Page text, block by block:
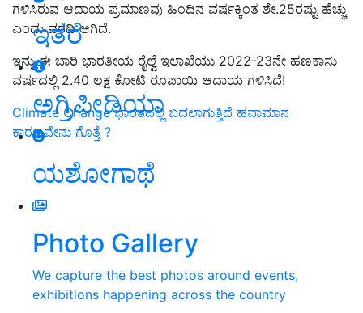
ಇತರೆ
ಅಗ್ರಿಪೀಡಿಯಾ
ಯಶೋಗಾಥೆ
Photo Gallery
We capture the best photos around events,
exhibitions happening across the country
ಗಳಿಸಿರುವ ಆದಾಯ ಪ್ರಮಾಣವು ಹಿಂದಿನ ವರ್ಷಕ್ಕಿಂತ ಶೇ.25ರಷ್ಟು ಹೆಚ್ಚು
ಎಂದು ವರದಿ ಆಗಿದೆ.
ಇನ್ನು ಈ ಬಾರಿ ಭಾರತೀಯ ರೈಲ್ವೆ ಇಲಾಖೆಯು 2022-23ನೇ ಹಣಕಾಸು
ವರ್ಷದಲ್ಲಿ 2.40 ಲಕ್ಷ ಕೋಟಿ ರೂಪಾಯಿ ಆದಾಯ ಗಳಿಸಿದೆ!
Climate Change ಭಾರತದಲ್ಲಿ ಬದಲಾಗುತ್ತಿದೆ ಹವಾಮಾನ
ಕಾರಣವೇನು ಗೊತ್ತೆ ?